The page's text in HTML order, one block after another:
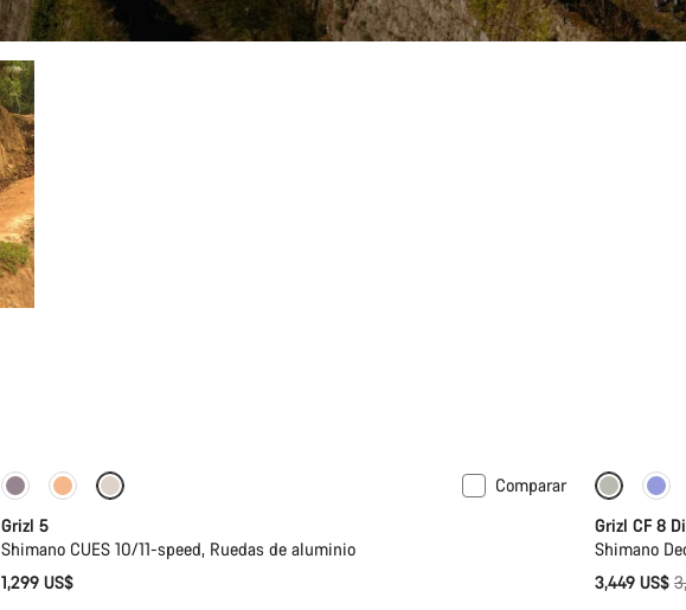
Solo disponible en talla M | L
Comparar
Grizl 5
Shimano CUES 10/11-speed, Ruedas de aluminio
1,299 US$
-13%
Grizl CF 8
Shimano
3,449 US$